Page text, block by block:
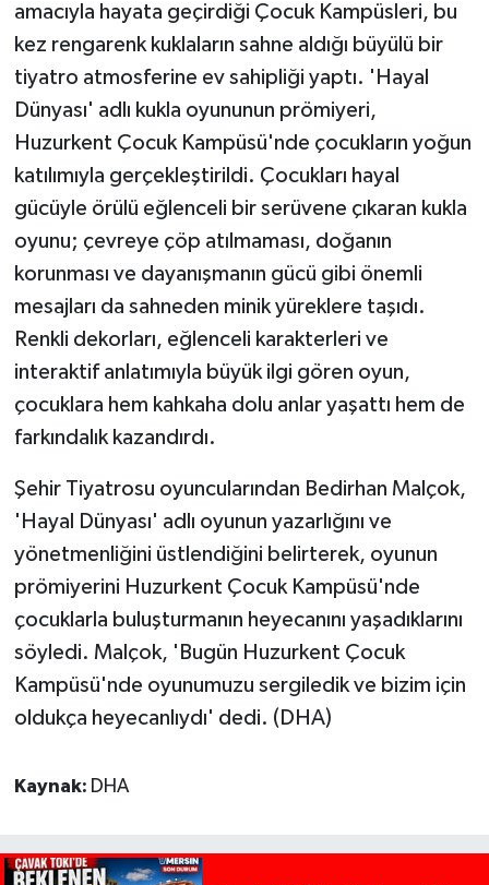
amacıyla hayata geçirdiği Çocuk Kampüsleri, bu
kez rengarenk kuklaların sahne aldığı büyülü bir
tiyatro atmosferine ev sahipliği yaptı. 'Hayal
Dünyası' adlı kukla oyununun prömiyeri,
Huzurkent Çocuk Kampüsü'nde çocukların yoğun
katılımıyla gerçekleştirildi. Çocukları hayal
gücüyle örülü eğlenceli bir serüvene çıkaran kukla
oyunu; çevreye çöp atılmaması, doğanın
korunması ve dayanışmanın gücü gibi önemli
mesajları da sahneden minik yüreklere taşıdı.
Renkli dekorları, eğlenceli karakterleri ve
interaktif anlatımıyla büyük ilgi gören oyun,
çocuklara hem kahkaha dolu anlar yaşattı hem de
farkındalık kazandırdı.
Şehir Tiyatrosu oyuncularından Bedirhan Malçok,
'Hayal Dünyası' adlı oyunun yazarlığını ve
yönetmenliğini üstlendiğini belirterek, oyunun
prömiyerini Huzurkent Çocuk Kampüsü'nde
çocuklarla buluşturmanın heyecanını yaşadıklarını
söyledi. Malçok, 'Bugün Huzurkent Çocuk
Kampüsü'nde oyunumuzu sergiledik ve bizim için
oldukça heyecanlıydı' dedi. (DHA)
Kaynak: DHA